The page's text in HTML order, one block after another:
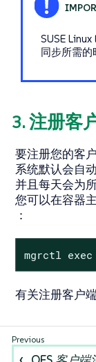
SUSE
同步所需的
3. 注册客
要注册您的客
系统默认会自
并且每天会为
您可以在容器
：
mgrctl
有关注册客户